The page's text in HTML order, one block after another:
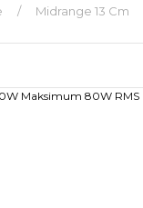
Midrange 13 Cm